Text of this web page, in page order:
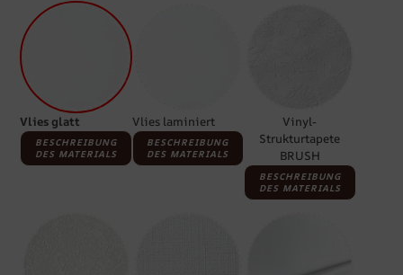
Vlies glatt
BESCHREIBUNG
DES MATERIALS
Vlies laminiert
BESCHREIBUNG
DES MATERIALS
Vinyl-
Strukturtapete
BRUSH
BESCHREIBUNG
DES MATERIALS